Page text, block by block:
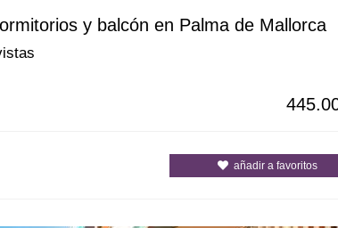
y balcón en Palma de Mallorca
añadir a favoritos